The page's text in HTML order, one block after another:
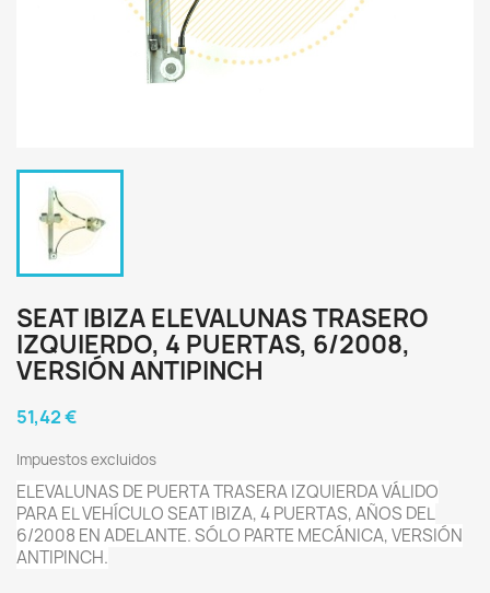
SEAT IBIZA ELEVALUNAS TRASERO
IZQUIERDO, 4 PUERTAS, 6/2008,
VERSIÓN ANTIPINCH
51,42 €
Impuestos excluidos
ELEVALUNAS DE PUERTA TRASERA IZQUIERDA VÁLIDO
PARA EL VEHÍCULO SEAT IBIZA, 4 PUERTAS, AÑOS DEL
6/2008 EN ADELANTE. SÓLO PARTE MECÁNICA, VERSIÓN
ANTIPINCH.